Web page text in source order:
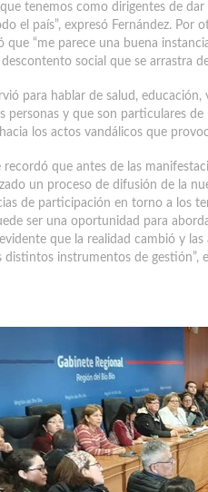
tenemos como dirigentes de
el país”, expresó Fernández. Por
que “me parece una buena
social que se arrastra
para hablar de salud,
personas y que son particulares
los actos vandálicos que
recordó que antes de las
un proceso de difusión de la
de participación en torno a los
ser una oportunidad para
que la realidad cambió y
distintos instrumentos de gestión”,